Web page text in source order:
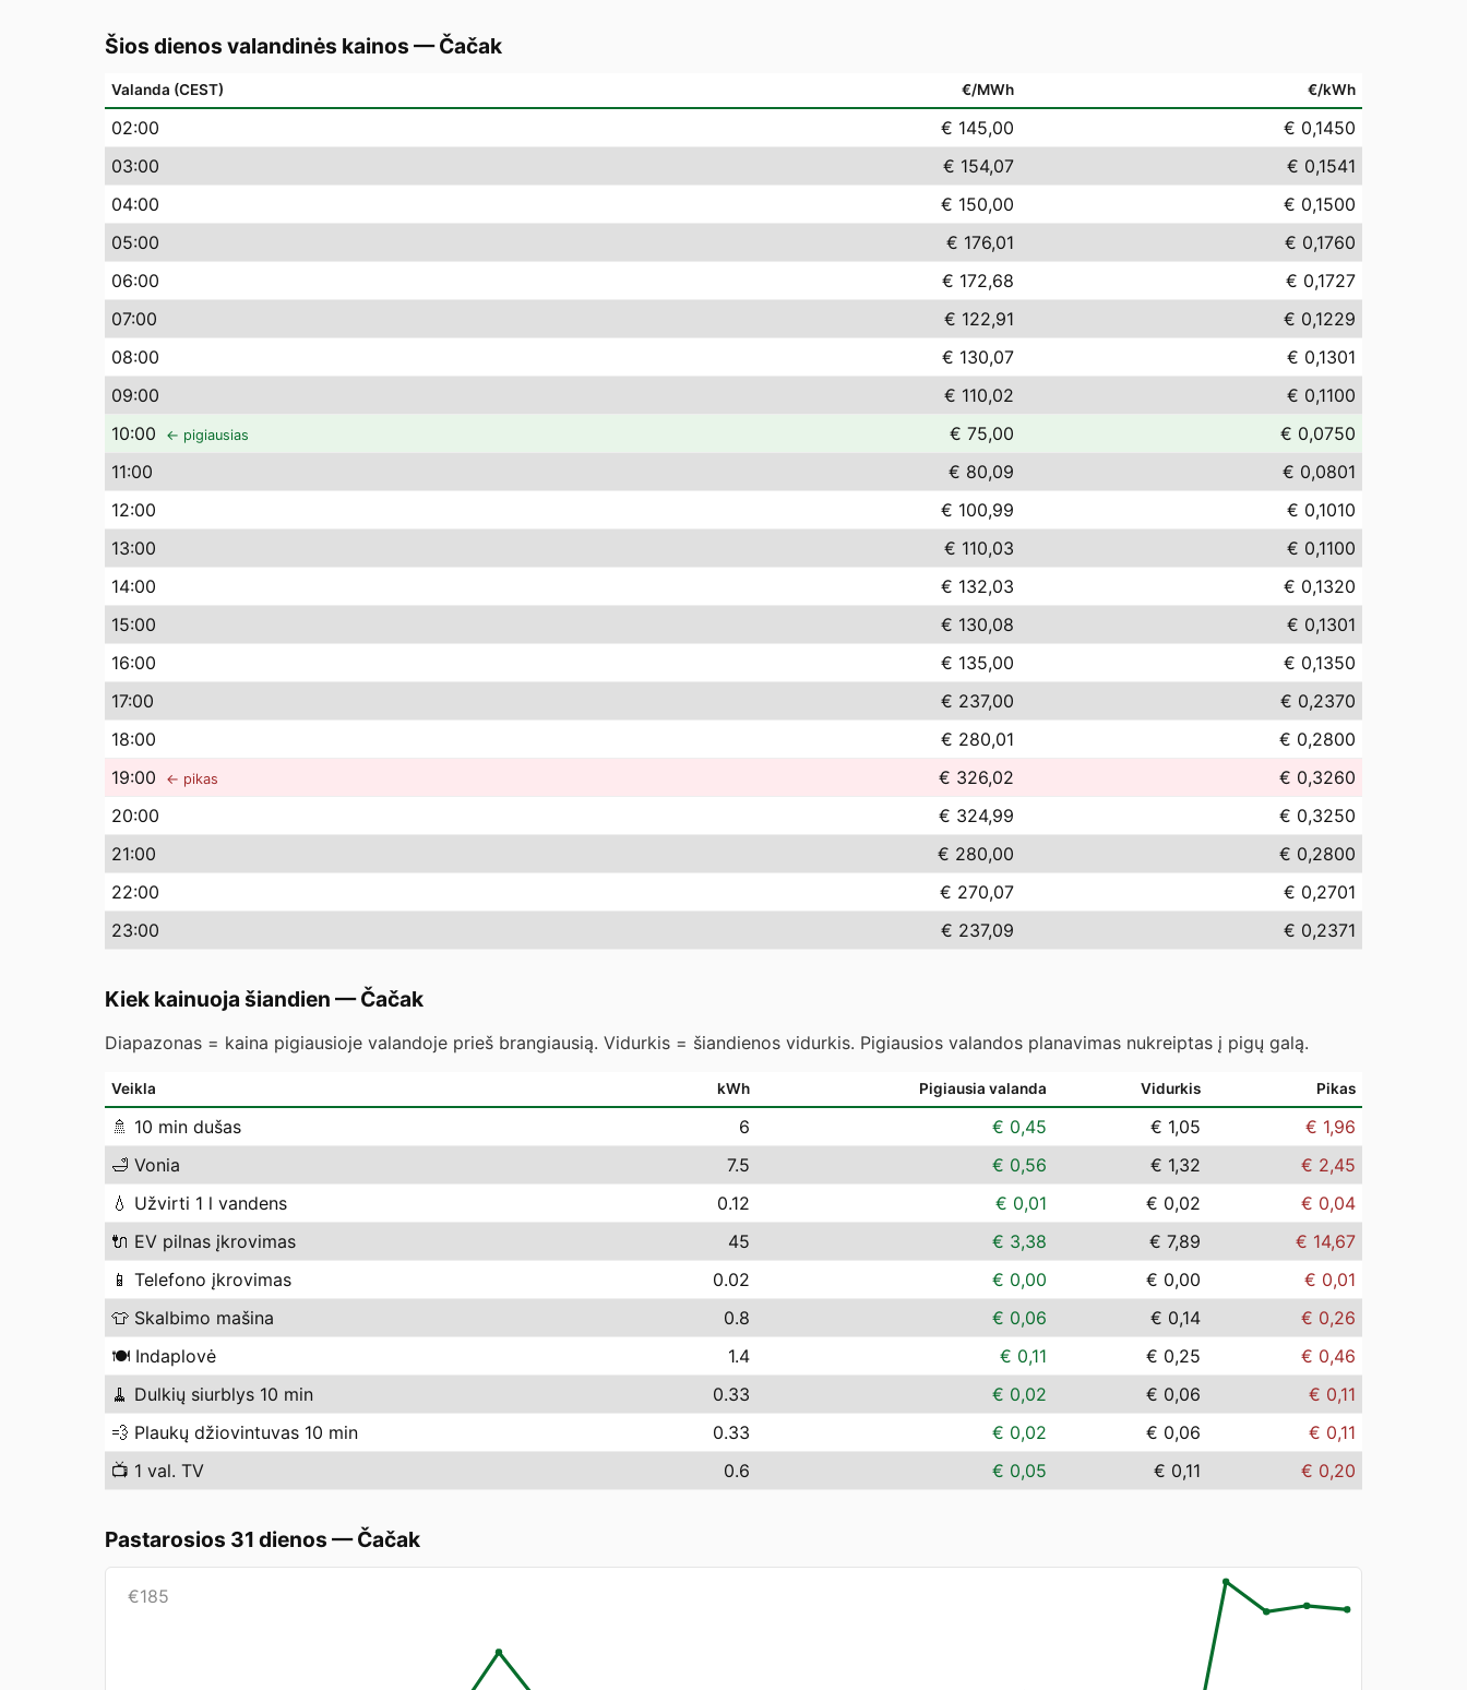
Šios dienos valandinės kainos —Čačak
Valanda (CEST) €/MWh €/kWh
02:00 € 145,00
€ 0,1450
03:00 € 154,07
€ 0,1541
04:00 € 150,00
€ 0,1500
05:00 € 176,01
€ 0,1760
06:00 € 172,68
€ 0,1727
07:00 € 122,91
€ 0,1229
08:00 € 130,07
€ 0,1301
09:00 € 110,02
€ 0,1100
10:00 ← pigiausias € 75,00
€ 0,0750
11:00 € 80,09
€ 0,0801
12:00 € 100,99
€ 0,1010
13:00 € 110,03
€ 0,1100
14:00 € 132,03
€ 0,1320
15:00 € 130,08
€ 0,1301
16:00 € 135,00
€ 0,1350
17:00 € 237,00
€ 0,2370
18:00 € 280,01
€ 0,2800
19:00 ← pikas € 326,02
€ 0,3260
20:00 € 324,99
€ 0,3250
21:00 € 280,00
€ 0,2800
22:00 € 270,07
€ 0,2701
23:00 € 237,09 € 0,2371
Kiek kainuoja šiandien —Čačak
Diapazonas = kaina pigiausioje valandoje prieš brangiausią. Vidurkis = šiandienos vidurkis. Pigiausios valandos planavimas nukreiptas į pigų galą.
Veikla kWh Pigiausia valanda Vidurkis Pikas
🚿 10 min dušas 6 € 0,45 € 1,05
€ 1,96
🛁 Vonia 7.5 € 0,56 € 1,32
€ 2,45
💧 Užvirti 1 l vandens 0.12 € 0,01 € 0,02
€ 0,04
🔌 EV pilnas įkrovimas 45 € 3,38 € 7,89
€ 14,67
📱 Telefono įkrovimas 0.02 € 0,00 € 0,00
€ 0,01
👕 Skalbimo mašina 0.8 € 0,06 € 0,14
€ 0,26
🍽️ Indaplovė 1.4 € 0,11 € 0,25
€ 0,46
🧹 Dulkių siurblys 10 min 0.33 € 0,02 € 0,06
€ 0,11
💨 Plaukų džiovintuvas 10 min 0.33 € 0,02 € 0,06
€ 0,11
📺 1 val. TV 0.6 € 0,05 € 0,11 € 0,20
Pastarosios 31 dienos —Čačak
€185